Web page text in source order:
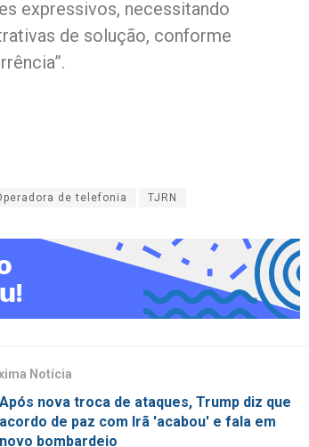
expressivos, necessitando
de solução, conforme
de telefonia TJRN
Notícia
Após nova troca de ataques, Trump diz que
acordo de paz com Irã 'acabou' e fala em
novo bombardeio